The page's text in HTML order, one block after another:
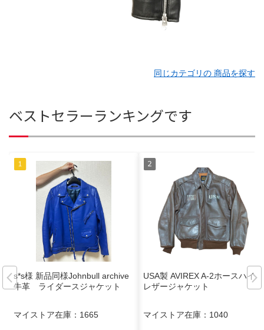
同じカテゴリの 商品を探す
ベストセラーランキングです
s*s様 新品同様Johnbull archive
牛革 ライダースジャケット
マイストア在庫： 1665
USA製 AVIREX A-2ホースハイド
レザージャケット
マイストア在庫： 1040